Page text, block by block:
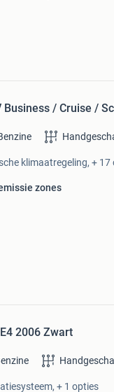
Business / Cruise /
klimaatregeling, + 17
zones
2006 Zwart
+ 1 opties